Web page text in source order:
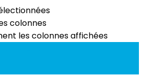
colonnes
les colonnes affichées